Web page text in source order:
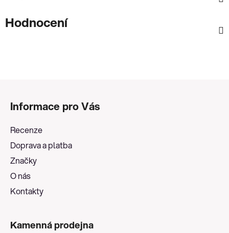
Hodnocení
Informace pro Vás
Recenze
Doprava a platba
Značky
O nás
Kontakty
Kamenná prodejna